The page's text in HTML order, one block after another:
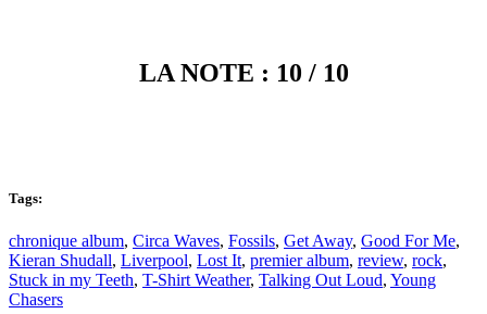
LA NOTE : 10 / 10
Tags:
chronique album, Circa Waves, Fossils, Get Away, Good For Me,
Kieran Shudall, Liverpool, Lost It, premier album, review, rock,
Stuck in my Teeth, T-Shirt Weather, Talking Out Loud, Young
Chasers